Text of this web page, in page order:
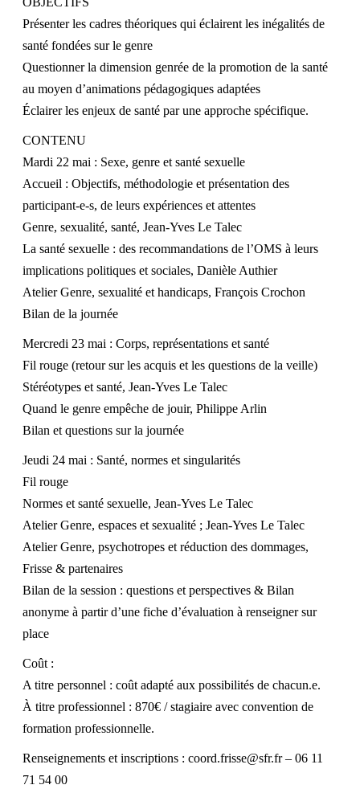
Présenter les cadres théoriques qui éclairent les inégalités de
santé fondées sur le genre
Questionner la dimension genrée de la promotion de la santé
au moyen d’animations pédagogiques adaptées
Éclairer les enjeux de santé par une approche spécifique.
CONTENU
Mardi 22 mai : Sexe, genre et santé sexuelle
Accueil : Objectifs, méthodologie et présentation des
participant-e-s, de leurs expériences et attentes
Genre, sexualité, santé, Jean-Yves Le Talec
La santé sexuelle : des recommandations de l’OMS à leurs
implications politiques et sociales, Danièle Authier
Atelier Genre, sexualité et handicaps, François Crochon
Bilan de la journée
Mercredi 23 mai : Corps, représentations et santé
Fil rouge (retour sur les acquis et les questions de la veille)
Stéréotypes et santé, Jean-Yves Le Talec
Quand le genre empêche de jouir, Philippe Arlin
Bilan et questions sur la journée
Jeudi 24 mai : Santé, normes et singularités
Fil rouge
Normes et santé sexuelle, Jean-Yves Le Talec
Atelier Genre, espaces et sexualité ; Jean-Yves Le Talec
Atelier Genre, psychotropes et réduction des dommages,
Frisse & partenaires
Bilan de la session : questions et perspectives & Bilan
anonyme à partir d’une fiche d’évaluation à renseigner sur
place
Coût :
A titre personnel : coût adapté aux possibilités de chacun.e.
À titre professionnel : 870€ / stagiaire avec convention de
formation professionnelle.
Renseignements et inscriptions : coord.frisse@sfr.fr – 06 11
71 54 00